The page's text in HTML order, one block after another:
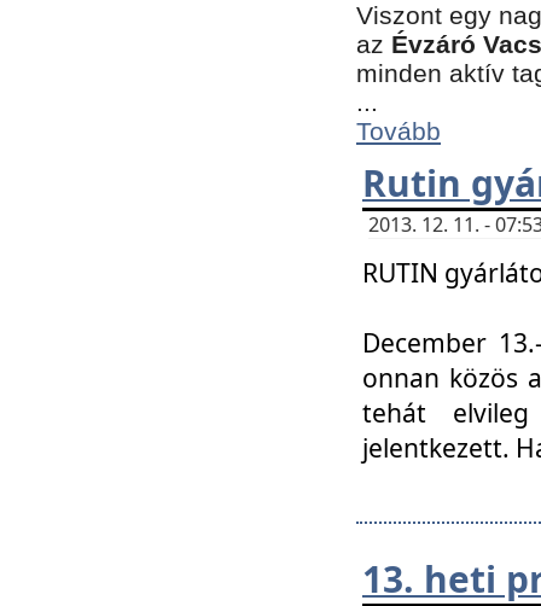
Viszont egy
az Évzáró
minden aktív
...
Tovább
Rutin
2013. 12. 11. -
RUTIN
December
onnan közös
tehát
jelentkezett.
13. heti